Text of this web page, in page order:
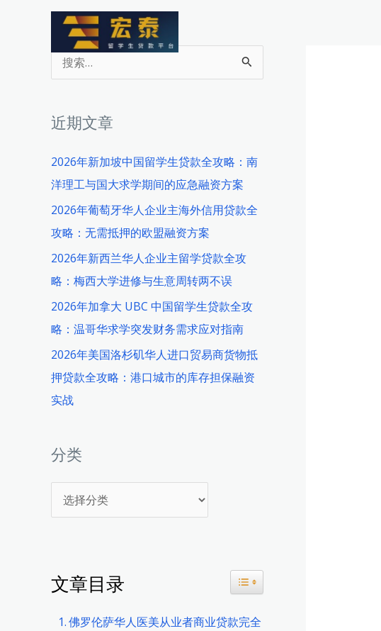
搜
索
近期文章
2026年新加坡中国留学生贷款全攻略：南
洋理工与国大求学期间的应急融资方案
2026年葡萄牙华人企业主海外信用贷款全
攻略：无需抵押的欧盟融资方案
2026年新西兰华人企业主留学贷款全攻
略：梅西大学进修与生意周转两不误
2026年加拿大 UBC 中国留学生贷款全攻
略：温哥华求学突发财务需求应对指南
2026年美国洛杉矶华人进口贸易商货物抵
押贷款全攻略：港口城市的库存担保融资
实战
分类
类
文章目录 Toggle Table of Content
佛罗伦萨华人医美从业者商业贷款完全